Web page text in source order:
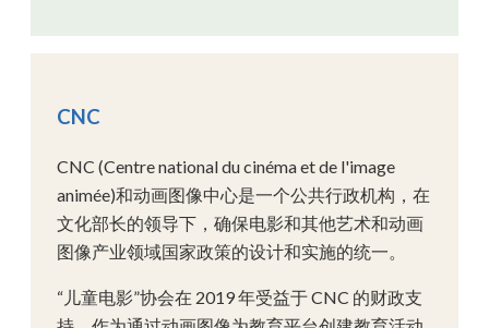
CNC
CNC (Centre national du cinéma et de l'image
animée)和动画图像中心是一个公共行政机构，在
文化部长的领导下，确保电影和其他艺术和动画
图像产业领域国家政策的设计和实施的统一。
“儿童电影”协会在 2019 年受益于 CNC 的财政支